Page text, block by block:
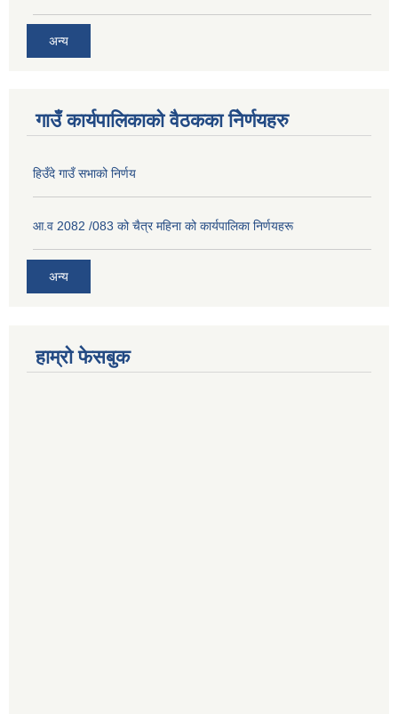
अन्य
गाउँ कार्यपालिकाको वैठकका निेर्णयहरु
हिउँदे गाउँ सभाको निर्णय
आ.व 2082 /083 को चैत्र महिना को कार्यपालिका निर्णयहरू
अन्य
हाम्रो फेसबुक